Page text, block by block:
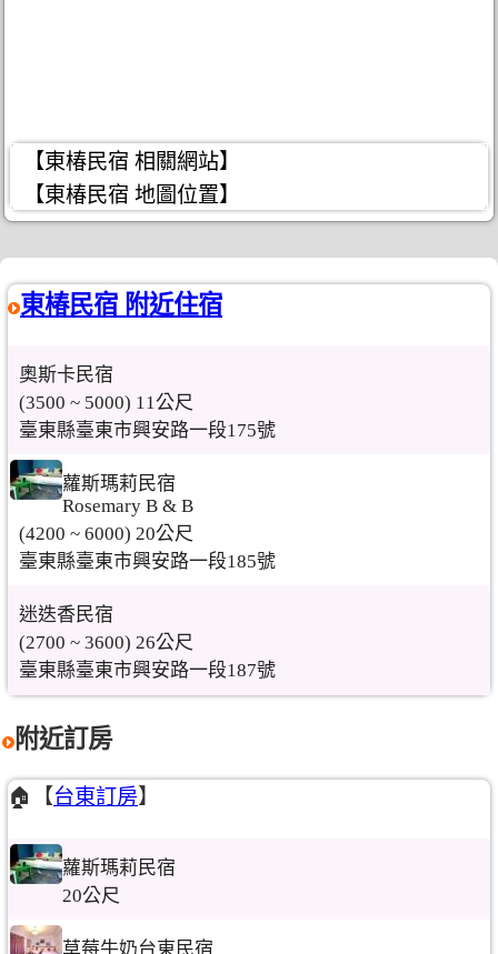
【東椿民宿 相關網站】
【東椿民宿 地圖位置】
東椿民宿 附近住宿
奧斯卡民宿
(3500 ~ 5000) 11公尺
臺東縣臺東市興安路一段175號
蘿斯瑪莉民宿
Rosemary B & B
(4200 ~ 6000) 20公尺
臺東縣臺東市興安路一段185號
迷迭香民宿
(2700 ~ 3600) 26公尺
臺東縣臺東市興安路一段187號
附近訂房
🏠【台東訂房】
蘿斯瑪莉民宿
20公尺
草莓牛奶台東民宿